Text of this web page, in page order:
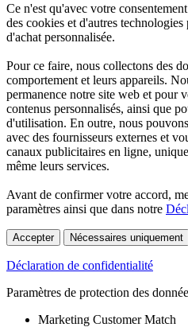
Ce n'est qu'avec votre
des cookies et d'autres
d'achat personnalisée.
Pour ce faire, nous collectons des
comportement et leurs appareils.
permanence notre site web et pour
contenus personnalisés, ainsi que
d'utilisation. En outre, nous
avec des fournisseurs externes et
canaux publicitaires en ligne,
même leurs services.
Avant de confirmer votre accord,
paramètres ainsi que dans notre
Accepter Nécessaires uniquement
Déclaration de confidentialité
Paramètres de protection des
Marketing Customer Match